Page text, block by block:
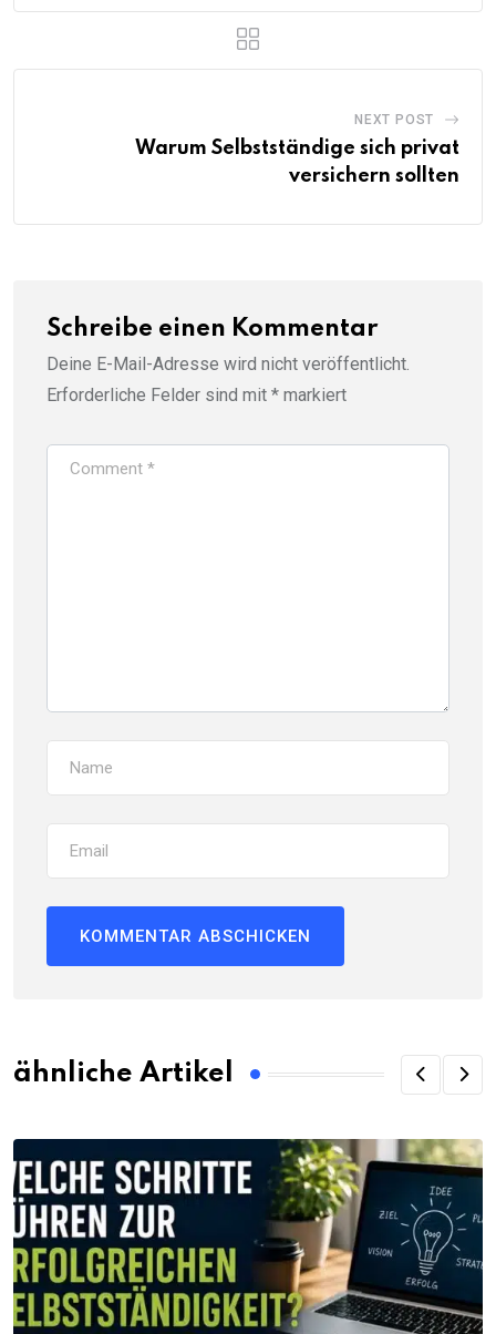
NEXT POST
Warum Selbstständige sich privat
versichern sollten
Schreibe einen Kommentar
Deine E-Mail-Adresse wird nicht veröffentlicht.
Erforderliche Felder sind mit * markiert
ähnliche Artikel